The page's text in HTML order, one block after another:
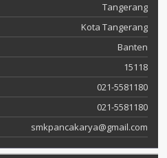
Tangerang
Kota Tangerang
Banten
15118
021-5581180
021-5581180
smkpancakarya@gmail.com